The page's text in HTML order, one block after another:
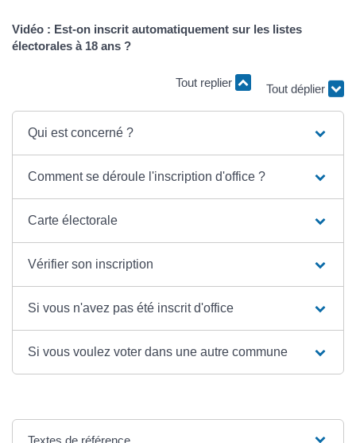
Vidéo : Est-on inscrit automatiquement sur les listes
électorales à 18 ans ?
Tout replier
Tout déplier
Qui est concerné ?
Comment se déroule l'inscription d'office ?
Carte électorale
Vérifier son inscription
Si vous n'avez pas été inscrit d'office
Si vous voulez voter dans une autre commune
Textes de référence